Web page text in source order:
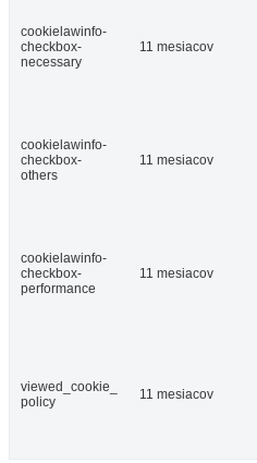
cookielawinfo-
checkbox-
necessary
11 mesiacov
cookielawinfo-
checkbox-
others
11 mesiacov
cookielawinfo-
checkbox-
performance
11 mesiacov
viewed_cookie_
policy
11 mesiacov